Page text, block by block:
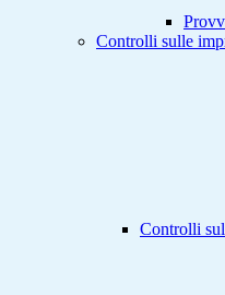
Controlli sulle
Controlli